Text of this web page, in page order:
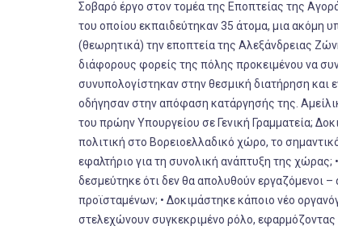
Σοβαρό έργο στον τομέα της Εποπτείας της
του οποίου εκπαιδεύτηκαν 35 άτομα, μια ακόμη
(θεωρητικά) την εποπτεία της Αλεξάνδρειας
διάφορους φορείς της πόλης προκειμένου να
συνυπολογίστηκαν στην θεσμική διατήρηση
οδήγησαν στην απόφαση κατάργησής της.
του πρώην Υπουργείου σε Γενική Γραμματεία;
πολιτική στο Βορειοελλαδικό χώρο, το
εφαλτήριο για τη συνολική ανάπτυξη της
δεσμεύτηκε ότι δεν θα απολυθούν εργαζόμενοι
προϊσταμένων; • Δοκιμάστηκε κάποιο νέο
στελεχώνουν συγκεκριμένο ρόλο, εφαρμόζοντας